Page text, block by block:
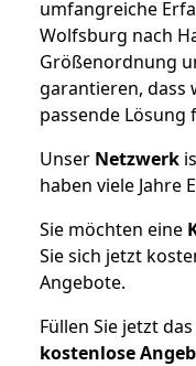
umfangreiche
Wolfsburg nach
Größenordnung
garantieren, dass
passende Lösung
Unser Netzwerk
haben viele Jahre
Sie möchten eine
Sie sich jetzt
Angebote.
Füllen Sie jetzt
kostenlose